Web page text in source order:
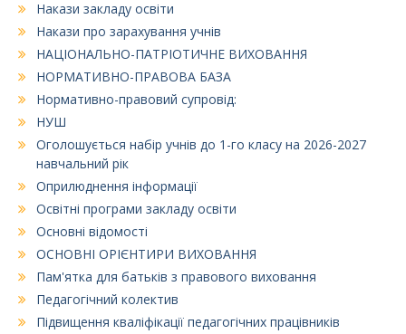
Накази закладу освіти
Накази про зарахування учнів
НАЦІОНАЛЬНО-ПАТРІОТИЧНЕ ВИХОВАННЯ
НОРМАТИВНО-ПРАВОВА БАЗА
Нормативно-правовий супровід:
НУШ
Оголошується набір учнів до 1-го класу на 2026-2027
навчальний рік
Оприлюднення інформації
Освітні програми закладу освіти
Основні відомості
ОСНОВНІ ОРІЄНТИРИ ВИХОВАННЯ
Пам'ятка для батьків з правового виховання
Педагогічний колектив
Підвищення кваліфікації педагогічних працівників